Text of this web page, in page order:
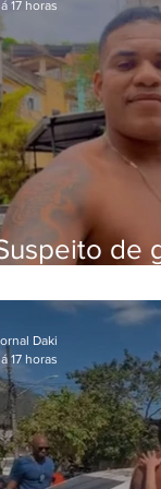
de
meses
17 horas
Daki
17 horas